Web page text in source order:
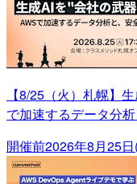
【8/25（火）札幌】
で加速するデータ分
開催前2026年8月25